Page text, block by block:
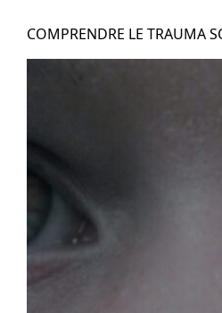
COMPRENDRE LE TRAUMA